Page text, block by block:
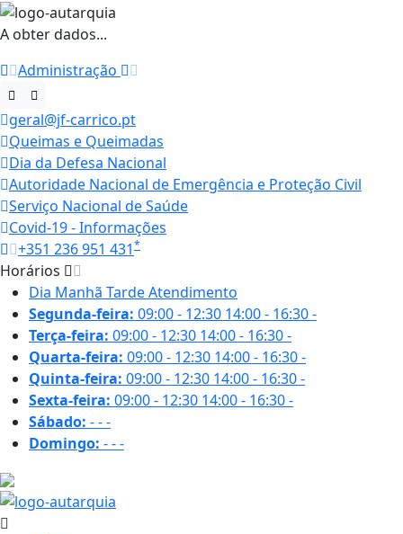
A obter dados...
Administração
geral@jf-carrico.pt
Queimas e Queimadas
Dia da Defesa Nacional
Autoridade Nacional de Emergência e Proteção Civil
Serviço Nacional de Saúde
Covid-19 - Informações
+351 236 951 431*
Horários
Dia Manhã TardeAtendimento
Segunda-feira: 09:00 - 12:30 14:00 - 16:30-
Terça-feira: 09:00 - 12:30 14:00 - 16:30-
Quarta-feira: 09:00 - 12:30 14:00 - 16:30-
Quinta-feira: 09:00 - 12:30 14:00 - 16:30-
Sexta-feira: 09:00 - 12:30 14:00 - 16:30-
Sábado: ---
Domingo: ---